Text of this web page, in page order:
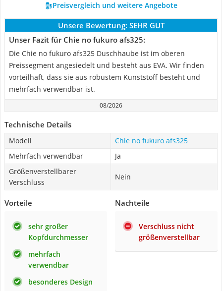
Preisvergleich und weitere Angebote
Unsere Bewertung: SEHR GUT
Unser Fazit für Chie no fukuro afs325:
Die Chie no fukuro afs325 Duschhaube ist im oberen
Preissegment angesiedelt und besteht aus EVA. Wir finden
vorteilhaft, dass sie aus robustem Kunststoff besteht und
mehrfach verwendbar ist.
08/2026
Technische Details
Modell
Chie no fukuro afs325
Mehrfach verwendbar
Ja
Größenverstellbarer
Verschluss
Nein
Vorteile
sehr großer
Kopfdurchmesser
mehrfach
verwendbar
besonderes Design
Nachteile
Verschluss nicht
größenverstellbar